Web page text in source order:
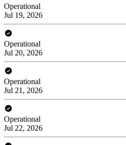
Operational
Jul 19, 2026
Operational
Jul 20, 2026
Operational
Jul 21, 2026
Operational
Jul 22, 2026